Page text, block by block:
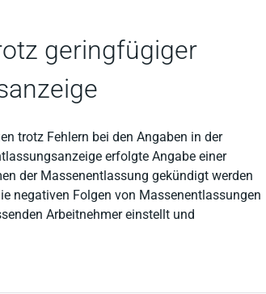
geringfügiger
trotz Fehlern bei den Angaben in der
erfolgte Angabe einer
der Massenentlassung gekündigt werden
negativen Folgen von Massenentlassungen
Arbeitnehmer einstellt und